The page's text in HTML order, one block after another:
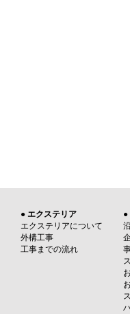
● エクステリア
エクステリアについて
外構工事
工事までの流れ
●